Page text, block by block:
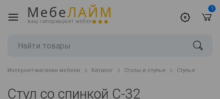
МебеЛАЙМ
ваш гипермаркет мебели
1
Интернет-магазин мебели Каталог Столы и стулья Стулья
Стул со спинкой С-32